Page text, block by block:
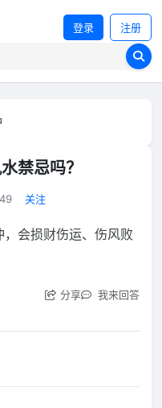
登录 注册
禁忌吗？
关注
会损财伤运、伤风败
分享 我来回答